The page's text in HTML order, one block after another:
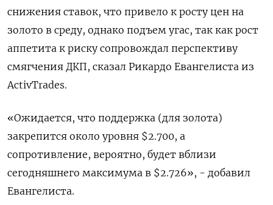
снижения ставок, что привело к росту цен на
золото в среду, однако подъем угас, так как рост
аппетита к риску сопровождал перспективу
смягчения ДКП, сказал Рикардо Евангелиста из
ActivTrades.
«Ожидается, что поддержка (для золота)
закрепится около уровня $2.700, а
сопротивление, вероятно, будет вблизи
сегодняшнего максимума в $2.726», - добавил
Евангелиста.